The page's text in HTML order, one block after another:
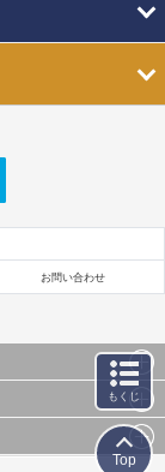
お問い合わせ
等）及びこれらの配置・
うことは固く禁じており
見解・感想です。
もくじ
Top